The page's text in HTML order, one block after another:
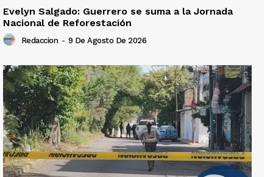
Evelyn Salgado: Guerrero se suma a la Jornada
Nacional de Reforestación
Redaccion - 9 De Agosto De 2026